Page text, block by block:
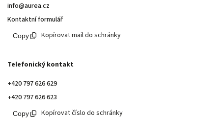
info@aurea.cz
Kontaktní formulář
Kopírovat mail do schránky
Telefonický kontakt
+420 797 626 629
+420 797 626 623
Kopírovat číslo do schránky